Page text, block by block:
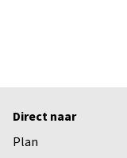
Direct naar
Plan